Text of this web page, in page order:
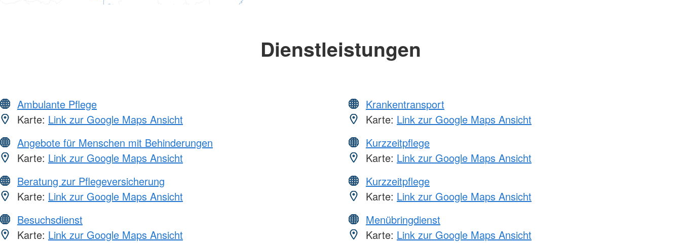
Dienstleistungen
Ambulante Pflege
Karte: Link zur Google Maps Ansicht
Angebote für Menschen mit Behinderungen
Karte: Link zur Google Maps Ansicht
Beratung zur Pflegeversicherung
Karte: Link zur Google Maps Ansicht
Besuchsdienst
Karte: Link zur Google Maps Ansicht
Krankentransport
Karte: Link zur Google Maps Ansicht
Kurzzeitpflege
Karte: Link zur Google Maps Ansicht
Kurzzeitpflege
Karte: Link zur Google Maps Ansicht
Menübringdienst
Karte: Link zur Google Maps Ansicht